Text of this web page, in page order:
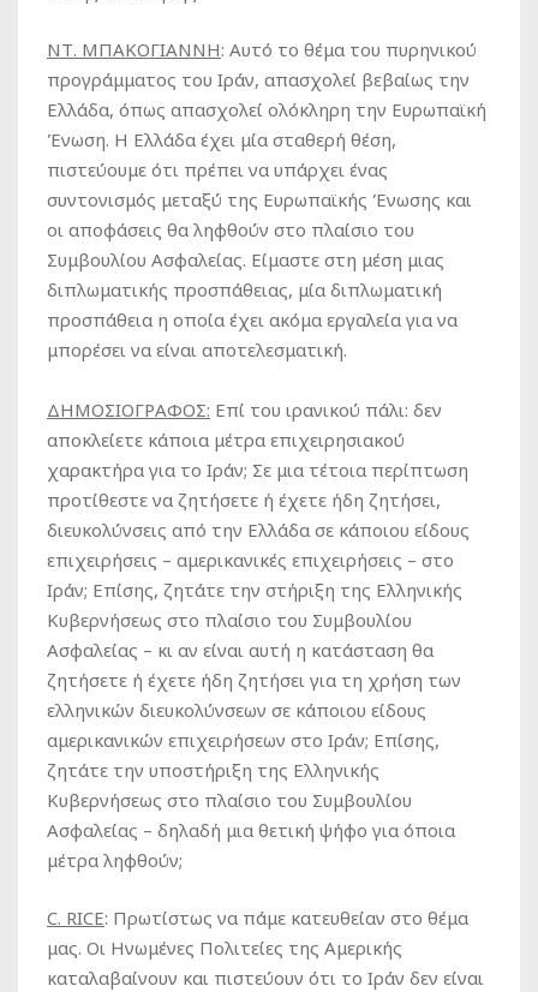
ΝΤ. ΜΠΑΚΟΓΙΑΝΝΗ: Αυτό το θέμα του πυρηνικού
προγράμματος του Ιράν, απασχολεί βεβαίως την
Ελλάδα, όπως απασχολεί ολόκληρη την Ευρωπαϊκή
Ένωση. Η Ελλάδα έχει μία σταθερή θέση,
πιστεύουμε ότι πρέπει να υπάρχει ένας
συντονισμός μεταξύ της Ευρωπαϊκής Ένωσης και
οι αποφάσεις θα ληφθούν στο πλαίσιο του
Συμβουλίου Ασφαλείας. Είμαστε στη μέση μιας
διπλωματικής προσπάθειας, μία διπλωματική
προσπάθεια η οποία έχει ακόμα εργαλεία για να
μπορέσει να είναι αποτελεσματική.
ΔΗΜΟΣΙΟΓΡΑΦΟΣ: Επί του ιρανικού πάλι: δεν
αποκλείετε κάποια μέτρα επιχειρησιακού
χαρακτήρα για το Ιράν; Σε μια τέτοια περίπτωση
προτίθεστε να ζητήσετε ή έχετε ήδη ζητήσει,
διευκολύνσεις από την Ελλάδα σε κάποιου είδους
επιχειρήσεις – αμερικανικές επιχειρήσεις – στο
Ιράν; Επίσης, ζητάτε την στήριξη της Ελληνικής
Κυβερνήσεως στο πλαίσιο του Συμβουλίου
Ασφαλείας – κι αν είναι αυτή η κατάσταση θα
ζητήσετε ή έχετε ήδη ζητήσει για τη χρήση των
ελληνικών διευκολύνσεων σε κάποιου είδους
αμερικανικών επιχειρήσεων στο Ιράν; Επίσης,
ζητάτε την υποστήριξη της Ελληνικής
Κυβερνήσεως στο πλαίσιο του Συμβουλίου
Ασφαλείας – δηλαδή μια θετική ψήφο για όποια
μέτρα ληφθούν;
C. RICE: Πρωτίστως να πάμε κατευθείαν στο θέμα
μας. Οι Ηνωμένες Πολιτείες της Αμερικής
καταλαβαίνουν και πιστεύουν ότι το Ιράν δεν είναι